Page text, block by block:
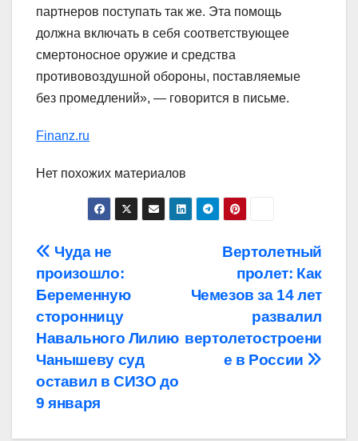
партнеров поступать так же. Эта помощь
должна включать в себя соответствующее
смертоносное оружие и средства
противовоздушной обороны, поставляемые
без промедлений», — говорится в письме.
Finanz.ru
Нет похожих материалов
Навигация
по
записям
Вертолетный
пролет: Как
Чемезов за 14 лет
развалил
вертолетостроени
е в России
Чуда не
произошло:
Беременную
сторонницу
Навального Лилию
Чанышеву суд
оставил в СИЗО до
9 января